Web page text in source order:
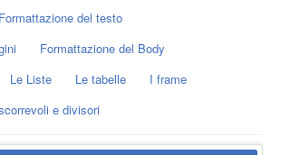
Formattazione del testo
Formattazione del Body
Le Liste Le tabelle
I frame
e divisori